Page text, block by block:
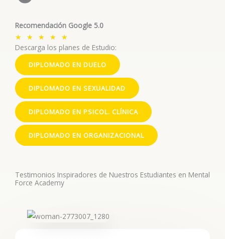
Recomendación Google 5.0
★ ★ ★ ★ ★
a
l
o
r
a
d
o
c
5
5
Descarga los planes de Estudio:
DIPLOMADO EN DUELO
DIPLOMADO EN SEXUALIDAD
DIPLOMADO EN PSICOL. CLÍNICA
DIPLOMADO EN ORGANIZACIONAL
Testimonios Inspiradores de Nuestros Estudiantes en Mental
Force Academy